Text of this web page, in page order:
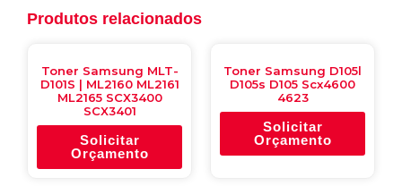
Produtos relacionados
Toner Samsung MLT-
D101S | ML2160 ML2161
ML2165 SCX3400
SCX3401
Solicitar
Orçamento
Toner Samsung D105l
D105s D105 Scx4600
4623
Solicitar
Orçamento